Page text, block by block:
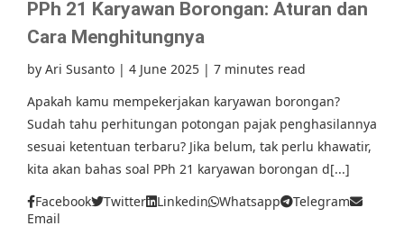
PPh 21 Karyawan Borongan: Aturan dan
Cara Menghitungnya
by Ari Susanto | 4 June 2025 | 7 minutes read
Apakah kamu mempekerjakan karyawan borongan?
Sudah tahu perhitungan potongan pajak penghasilannya
sesuai ketentuan terbaru? Jika belum, tak perlu khawatir,
kita akan bahas soal PPh 21 karyawan borongan d[...]
Facebook
Twitter Linkedin Whatsapp
Telegram
Email